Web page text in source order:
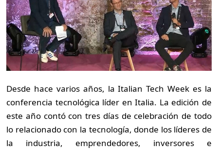
Desde hace varios años, la Italian Tech Week es la
conferencia tecnológica líder en Italia. La edición de
este año contó con tres días de celebración de todo
lo relacionado con la tecnología, donde los líderes de
la industria, emprendedores, inversores e